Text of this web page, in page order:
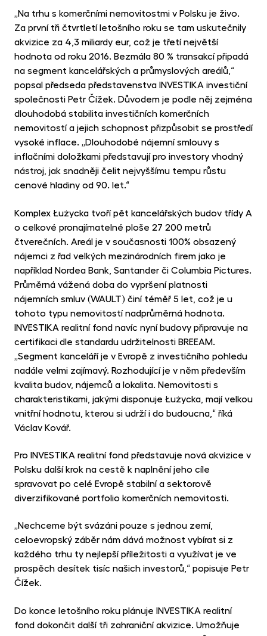
„Na trhu s komerčními nemovitostmi v Polsku je živo.
Za první tři čtvrtletí letošního roku se tam uskutečnily
akvizice za 4,3 miliardy eur, což je třetí největší
hodnota od roku 2016. Bezmála 80 % transakcí připadá
na segment kancelářských a průmyslových areálů,“
popsal předseda představenstva INVESTIKA investiční
společnosti Petr Čížek. Důvodem je podle něj zejména
dlouhodobá stabilita investičních komerčních
nemovitostí a jejich schopnost přizpůsobit se prostředí
vysoké inflace. „Dlouhodobé nájemní smlouvy s
inflačními doložkami představují pro investory vhodný
nástroj, jak snadněji čelit nejvyššímu tempu růstu
cenové hladiny od 90. let.“
Komplex Łużycka tvoří pět kancelářských budov třídy A
o celkové pronajímatelné ploše 27 200 metrů
čtverečních. Areál je v současnosti 100% obsazený
nájemci z řad velkých mezinárodních firem jako je
například Nordea Bank, Santander či Columbia Pictures.
Průměrná vážená doba do vypršení platnosti
nájemních smluv (WAULT) činí téměř 5 let, což je u
tohoto typu nemovitostí nadprůměrná hodnota.
INVESTIKA realitní fond navíc nyní budovy připravuje na
certifikaci dle standardu udržitelnosti BREEAM.
„Segment kanceláří je v Evropě z investičního pohledu
nadále velmi zajímavý. Rozhodující je v něm především
kvalita budov, nájemců a lokalita. Nemovitosti s
charakteristikami, jakými disponuje Łużycka, mají velkou
vnitřní hodnotu, kterou si udrží i do budoucna,“ říká
Václav Kovář.
Pro INVESTIKA realitní fond představuje nová akvizice v
Polsku další krok na cestě k naplnění jeho cíle
spravovat po celé Evropě stabilní a sektorově
diverzifikované portfolio komerčních nemovitosti.
„Nechceme být svázáni pouze s jednou zemí,
celoevropský záběr nám dává možnost vybírat si z
každého trhu ty nejlepší příležitosti a využívat je ve
prospěch desítek tisíc našich investorů,“ popisuje Petr
Čížek.
Do konce letošního roku plánuje INVESTIKA realitní
fond dokončit další tři zahraniční akvizice. Umožňuje